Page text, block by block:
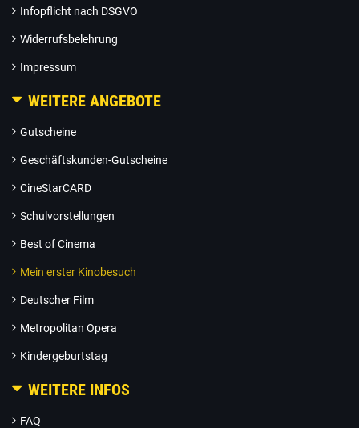
Infopflicht nach DSGVO
Widerrufsbelehrung
Impressum
WEITERE ANGEBOTE
Gutscheine
Geschäftskunden-Gutscheine
CineStarCARD
Schulvorstellungen
Best of Cinema
Mein erster Kinobesuch
Deutscher Film
Metropolitan Opera
Kindergeburtstag
WEITERE INFOS
FAQ